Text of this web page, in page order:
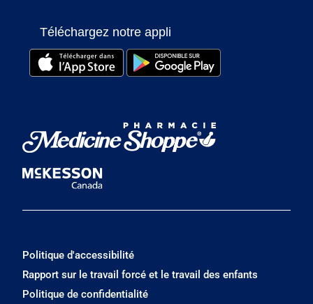
Téléchargez notre appli
Politique d'accessibilité
Rapport sur le travail forcé et le travail des enfants
Politique de confidentialité